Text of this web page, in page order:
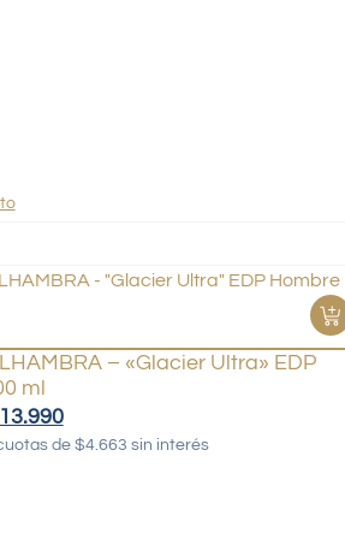
– «Glacier Ultra» EDP
ml
de $4.663 sin interés